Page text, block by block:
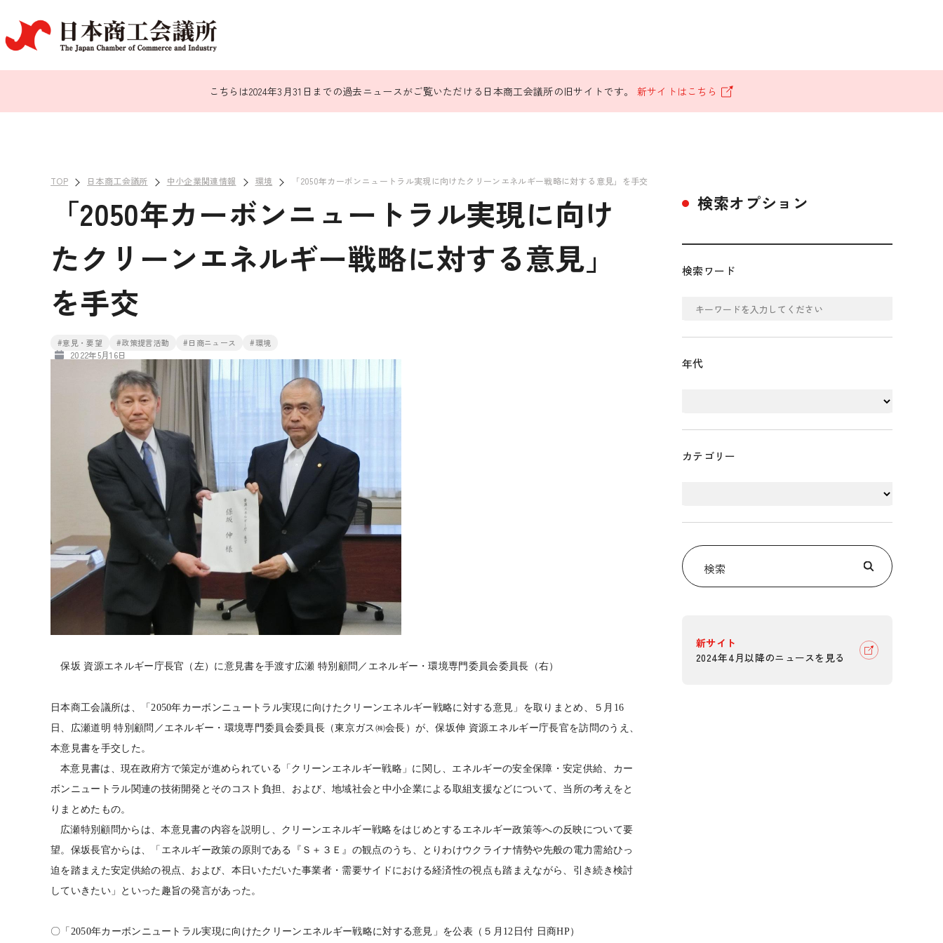
こちらは2024年3月31日までの過去ニュースがご覧いただける日本商工会議所の旧サイトです。 新サイトはこちら
TOP 日本商工会議所 中小企業関連情報 環境 「2050年カーボンニュートラル実現に向けたクリーンエネルギー戦略に対する意見」を手交
「2050年カーボンニュートラル実現に向け
たクリーンエネルギー戦略に対する意見」
を手交
#意見・要望 #政策提言活動 #日商ニュース #環境
2022年5月16日
保坂 資源エネルギー庁長官（左）に意見書を手渡す広瀬 特別顧問 ／エネルギー・環境専門委員会委員長 （右）
日本商工会議所は、「2050年カーボンニュートラル実現に向けたクリーンエネルギー戦略に対する意見」を取りまとめ、５月 16
日、広瀬道明 特別顧問／エネルギー・環境専門委員会委員長（東京ガス㈱会長）が、保坂伸 資源エネルギー庁長官を訪問のうえ、
本意見書を手交した。
本意見書は、現在政府方で策定が進められている「クリーンエネルギー戦略」に関し、エネルギーの安全保障・安定供給、カー
ボンニュートラル関連の技術開発とそのコスト負担、および、地域社会と中小企業による取組支援などについて、当所の考えをと
りまとめたもの。
広瀬特別顧問からは、本意見書の内容を説明し、クリーンエネルギー戦略をはじめとするエネルギー政策等への反映について要
望。保坂長官からは、「エネルギー政策の原則である『Ｓ＋３Ｅ』の観点のうち、とりわけウクライナ情勢や先般の電力需給ひっ
迫を踏まえた安定供給の視点、および、本日いただいた事業者・需要サイドにおける経済性の視点も踏まえながら、引き続き検討
していきたい」といった趣旨の発言があった。
〇「 2050年カーボンニュートラル実現に向けたクリーンエネルギー戦略に対する意見」を公表（５月 12 日付 日商HP）
検索オプション
検索ワード
年代
カテゴリー
検索
新サイト
2024年4月以降のニュースを見る